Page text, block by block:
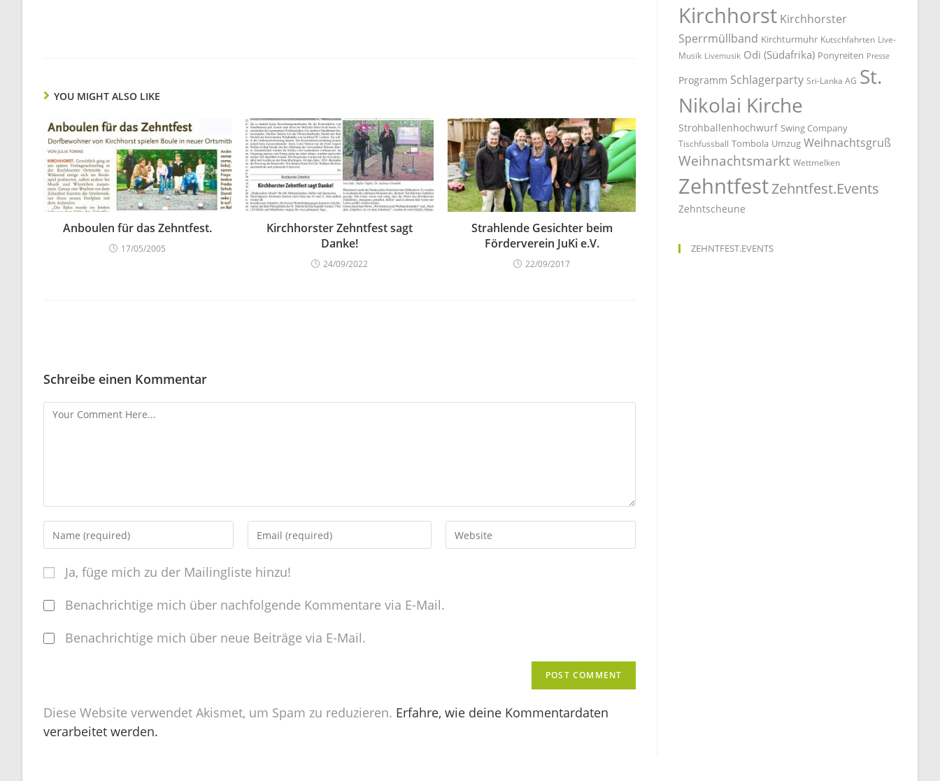
YOU MIGHT ALSO LIKE
Anboulen für das Zehntfest.
17/05/2005
Kirchhorster Zehntfest sagt
Danke!
24/09/2022
Strahlende Gesichter beim
Förderverein JuKi e.V.
22/09/2017
Schreibe einen Kommentar
Ja, füge mich zu der Mailingliste hinzu!
Benachrichtige mich über nachfolgende Kommentare via E-Mail.
Benachrichtige mich über neue Beiträge via E-Mail.
Diese Website verwendet Akismet, um Spam zu reduzieren. Erfahre, wie deine Kommentardaten
verarbeitet werden.
Kirchhorst Kirchhorster
Sperrmüllband Kirchturmuhr Kutschfahrten Live-
Musik Livemusik Odi (Südafrika) Ponyreiten Presse
Programm Schlagerparty Sri-Lanka AG St.
Nikolai Kirche
Strohballenhochwurf Swing Company
Tischfussball Tombola Umzug Weihnachtsgruß
Weihnachtsmarkt Wettmelken
ZehntfestZehntfest.Events
Zehntscheune
ZEHNTFEST.EVENTS